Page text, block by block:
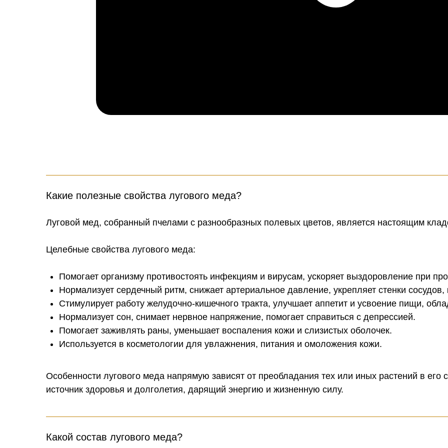
Какие полезные свойства лугового меда?
Луговой мед, собранный пчелами с разнообразных полевых цветов, является настоящим
Целебные свойства лугового меда:
Помогает организму противостоять инфекциям и вирусам, ускоряет выздоровление при
Нормализует сердечный ритм, снижает артериальное давление, укрепляет стенки
Стимулирует работу желудочно-кишечного тракта, улучшает аппетит и усвоение пищи,
Нормализует сон, снимает нервное напряжение, помогает справиться с депрессией.
Помогает заживлять раны, уменьшает воспаления кожи и слизистых оболочек.
Используется в косметологии для увлажнения, питания и омоложения кожи.
Особенности лугового меда напрямую зависят от преобладания тех или иных растений в его
источник здоровья и долголетия, дарящий энергию и жизненную силу.
Какой состав лугового меда?